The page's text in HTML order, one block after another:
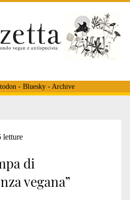
- Bluesky- Archive
letture
di
vegana”